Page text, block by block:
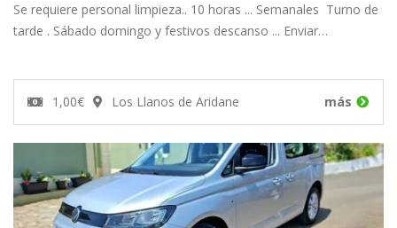
Se requiere personal limpieza.. 10 horas ... Semanales Turno de
tarde . Sábado domingo y festivos descanso ... Enviar…
1,00€ Los Llanos de Aridane más